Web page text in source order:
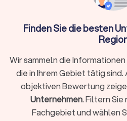
Stuckateure in Werlte
Wenn Sie einen Stuckateur in Ihrer
unverbindliche Anfrage auf
Angebote von lokalen Stuckateuren in Werlte, die
Bedürfnisse zugeschnitten sind.
sondern ermöglicht es Ihnen
Ihrer Region zu finden.
Finden Sie die besten
Wir sammeln die Informationen
die in Ihrem Gebiet tätig
objektiven Bewertung
Unternehmen. Filtern Sie
Fachgebiet und wählen